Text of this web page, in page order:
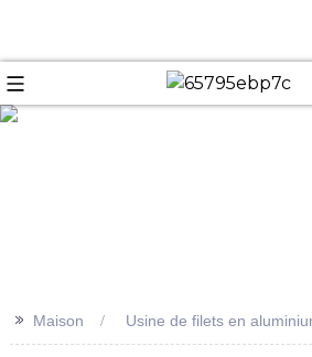
>> Maison Usine de filets en